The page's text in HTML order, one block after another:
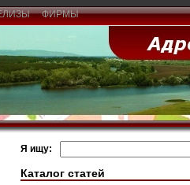
ФИРМЫ
Я ищу:
Каталог статей